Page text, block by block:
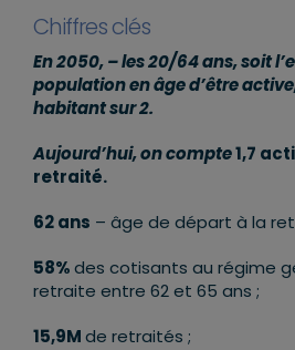
Chiffres clés
En 2050, – les 20/64 ans, soit
population en âge d’être
habitant sur 2.
Aujourd’hui, on compte1,7
retraité.
62 ans – âge de départ à la
58%des cotisants au régime
retraite entre 62 et 65 ans ;
15,9Mde retraités ;